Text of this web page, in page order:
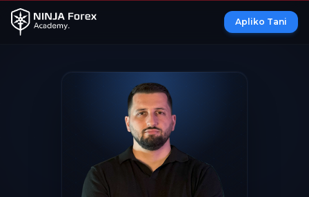
Apliko Tani